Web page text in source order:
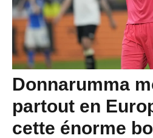
Donnarumma
partout en
cette énorme